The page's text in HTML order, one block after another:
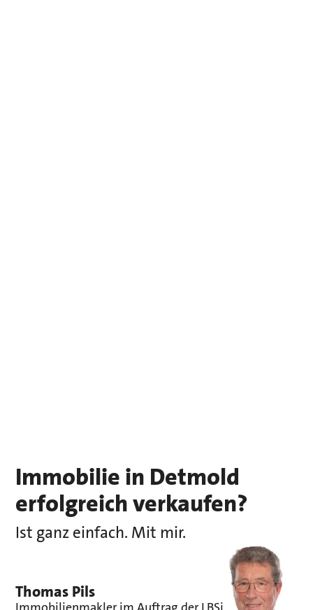
Immobilie in Detmold
erfolgreich verkaufen?
Ist ganz einfach. Mit mir.
Thomas Pils